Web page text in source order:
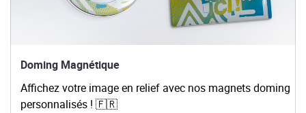
Doming Magnétique
Affichez votre image en relief avec nos magnets doming
personnalisés ! 🇫🇷